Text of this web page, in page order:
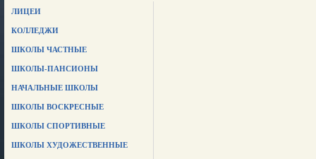
ЛИЦЕИ
КОЛЛЕДЖИ
ШКОЛЫ ЧАСТНЫЕ
ШКОЛЫ-ПАНСИОНЫ
НАЧАЛЬНЫЕ ШКОЛЫ
ШКОЛЫ ВОСКРЕСНЫЕ
ШКОЛЫ СПОРТИВНЫЕ
ШКОЛЫ ХУДОЖЕСТВЕННЫЕ